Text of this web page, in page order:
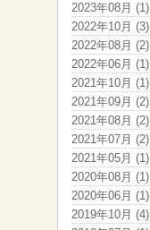
2023年08月 (1)
2022年10月 (3)
2022年08月 (2)
2022年06月 (1)
2021年10月 (1)
2021年09月 (2)
2021年08月 (2)
2021年07月 (2)
2021年05月 (1)
2020年08月 (1)
2020年06月 (1)
2019年10月 (4)